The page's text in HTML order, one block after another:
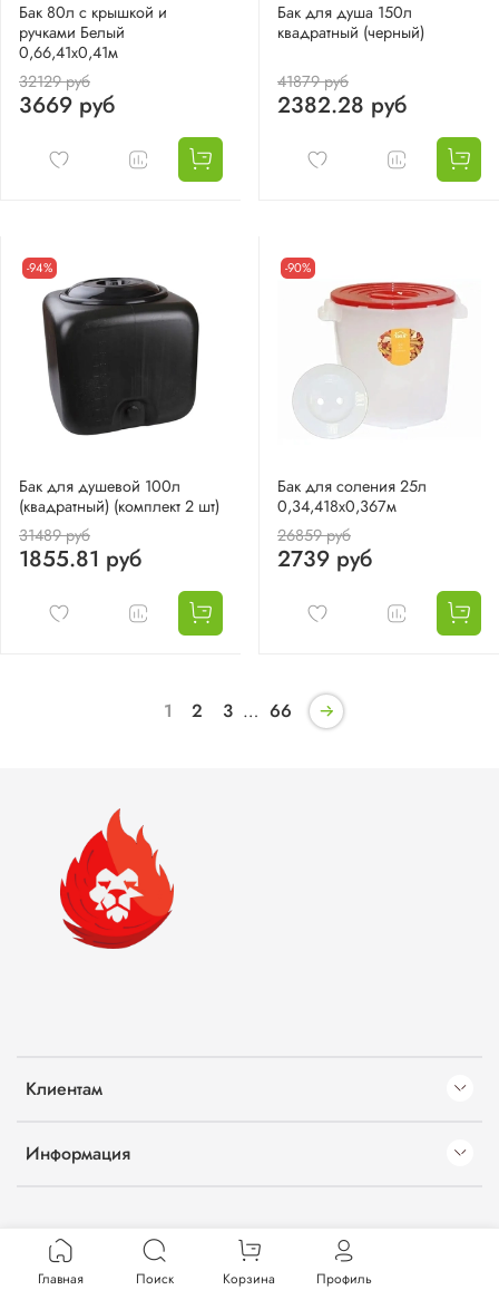
Бак 80л с крышкой и
ручками Белый
0,66,41х0,41м
32129 руб
3669 руб
Бак для душа 150л
квадратный (черный)
41879 руб
2382.28 руб
-94%
Бак для душевой 100л
(квадратный) (комплект 2 шт)
31489 руб
1855.81 руб
-90%
Бак для соления 25л
0,34,418х0,367м
26859 руб
2739 руб
1 2 3 … 66
Клиентам
Информация
Главная Поиск Корзина Профиль